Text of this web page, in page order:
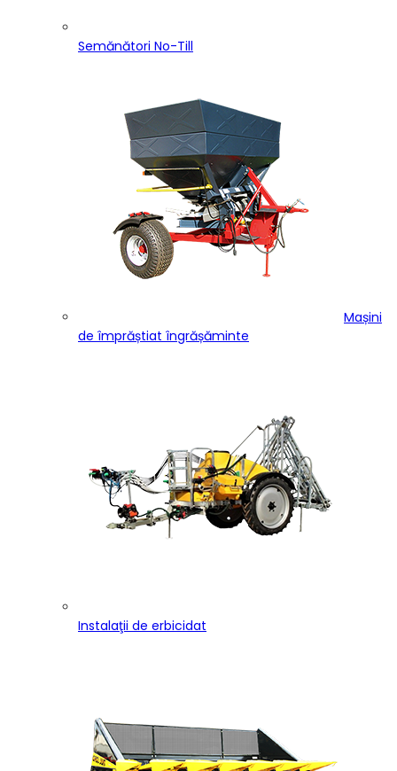
Semănători No-Till
Mașini
de împrăștiat îngrășăminte
Instalaţii de erbicidat